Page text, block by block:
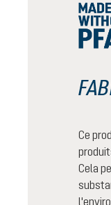
Ce
Cela